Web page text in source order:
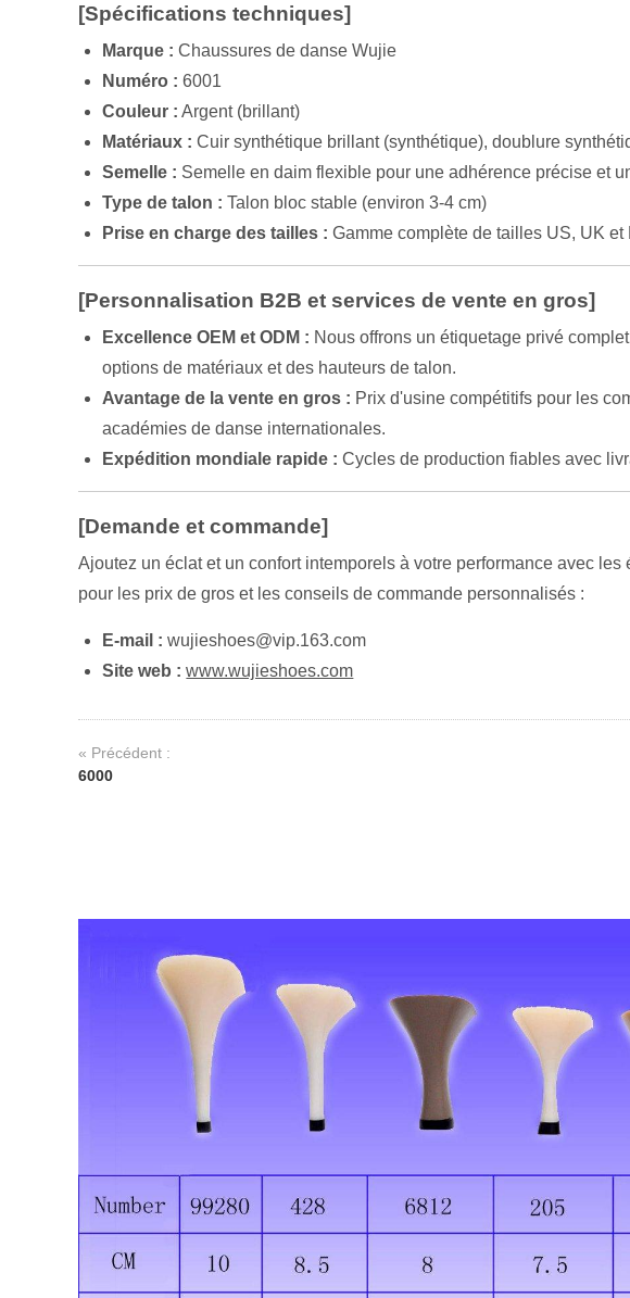
[Spécifications techniques]
Marque : Chaussures de danse Wujie
Numéro : 6001
Couleur : Argent (brillant)
Matériaux : Cuir synthétique brillant (synthétique), doublure
Semelle : Semelle en daim flexible pour une adhérence précise et
Type de talon : Talon bloc stable (environ 3-4 cm)
Prise en charge des tailles : Gamme complète de tailles US, UK et
[Personnalisation B2B et services de vente en gros]
Excellence OEM et ODM : Nous offrons un étiquetage privé
options de matériaux et des hauteurs de talon.
Avantage de la vente en gros : Prix d'usine compétitifs pour les
académies de danse internationales.
Expédition mondiale rapide : Cycles de production fiables avec
[Demande et commande]
Ajoutez un éclat et un confort intemporels à votre performance avec
pour les prix de gros et les conseils de commande personnalisés :
E-mail : wujieshoes@vip.163.com
Site web : www.wujieshoes.com
« Précédent :
6000